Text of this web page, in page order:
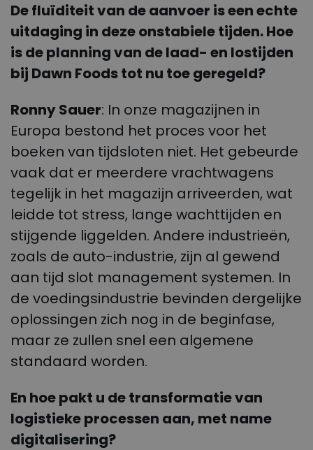
De fluïditeit van de aanvoer is een echte
uitdaging in deze onstabiele tijden. Hoe
is de planning van de laad- en lostijden
bij Dawn Foods tot nu toe geregeld?
Ronny Sauer: In onze magazijnen in
Europa bestond het proces voor het
boeken van tijdsloten niet. Het gebeurde
vaak dat er meerdere vrachtwagens
tegelijk in het magazijn arriveerden, wat
leidde tot stress, lange wachttijden en
stijgende liggelden. Andere industrieën,
zoals de auto-industrie, zijn al gewend
aan tijd slot management systemen. In
de voedingsindustrie bevinden dergelijke
oplossingen zich nog in de beginfase,
maar ze zullen snel een algemene
standaard worden.
En hoe pakt u de transformatie van
logistieke processen aan, met name
digitalisering?